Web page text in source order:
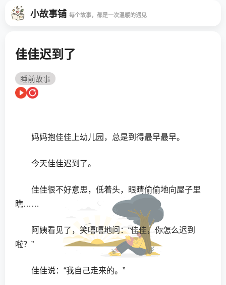
小故事铺 每个故事，都是一次温暖的遇见
佳佳迟到了
睡前故事
妈妈抱佳佳上幼儿园，总是到得最早最早。
今天佳佳迟到了。
佳佳很不好意思，低着头，眼睛偷偷地向屋子里
瞧……
阿姨看见了，笑嘻嘻地问：“佳佳，你怎么迟到
啦？”
佳佳说：“我自己走来的。”